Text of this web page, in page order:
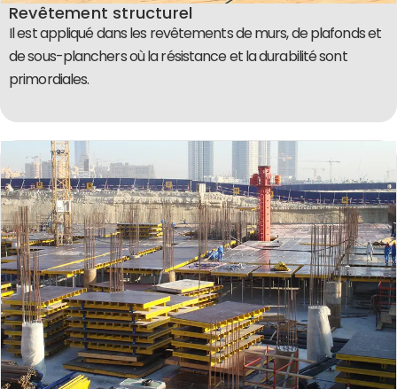
Revêtement structurel
Il est appliqué dans les revêtements de murs, de plafonds et
de sous-planchers où la résistance et la durabilité sont
primordiales.